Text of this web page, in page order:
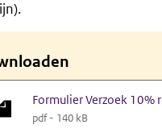
Formulier Verzoek 10%
pdf - 140 kB